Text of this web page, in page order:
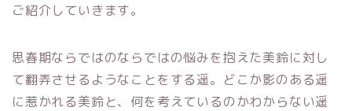
ご紹介していきます。
思春期ならではのならではの悩みを抱えた美鈴に対し
て翻弄させるようなことをする遥。どこか影のある遥
に惹かれる美鈴と、何を考えているのかわからない遥